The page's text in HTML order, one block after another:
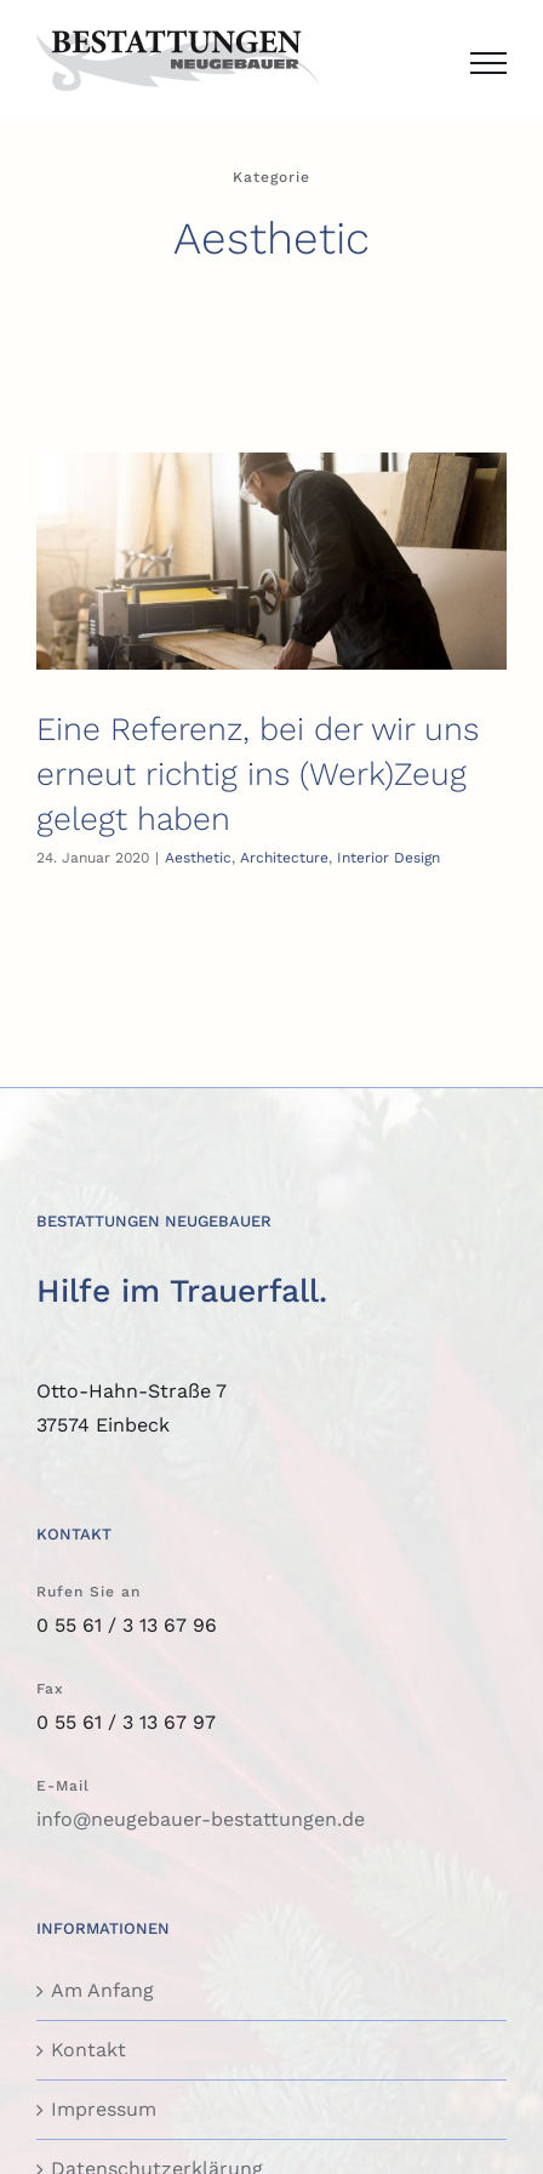
Inhalt
springen
Kategorie
Aesthetic
Eine Referenz, bei der wir uns
erneut richtig ins (Werk)Zeug
gelegt haben
24. Januar 2020 | Aesthetic, Architecture, Interior Design
BESTATTUNGEN NEUGEBAUER
Hilfe im Trauerfall.
Otto-Hahn-Straße 7
37574 Einbeck
KONTAKT
Rufen Sie an
0 55 61 / 3 13 67 96
Fax
0 55 61 / 3 13 67 97
E-Mail
info@neugebauer-bestattungen.de
INFORMATIONEN
Am Anfang
Kontakt
Impressum
Datenschutzerklärung